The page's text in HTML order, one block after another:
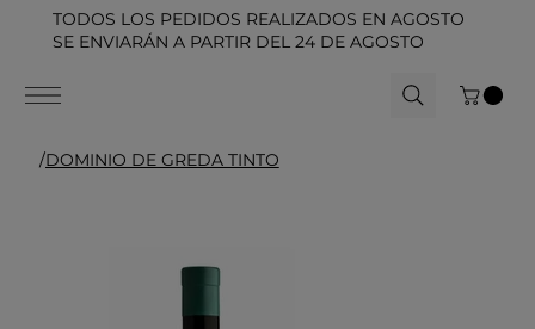
TODOS LOS PEDIDOS REALIZADOS EN AGOSTO
SE ENVIARÁN A PARTIR DEL 24 DE AGOSTO
/DOMINIO DE GREDA TINTO